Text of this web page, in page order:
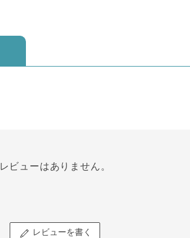
レビューはありません。
レビューを書く